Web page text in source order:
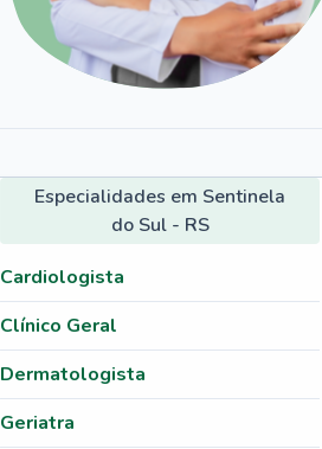
Especialidades em Sentinela
do Sul - RS
Cardiologista
Clínico Geral
Dermatologista
Geriatra